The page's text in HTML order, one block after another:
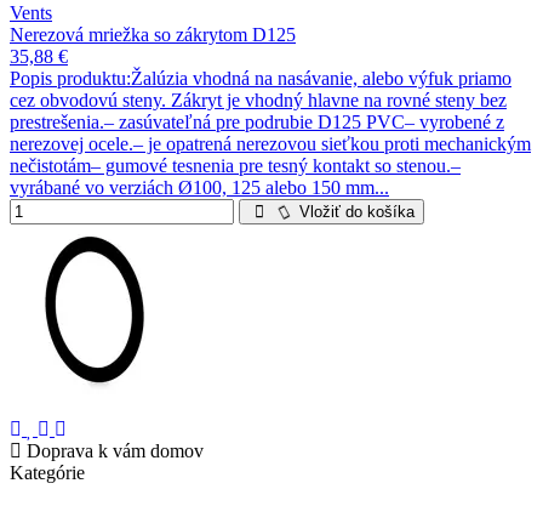
Vents
Nerezová mriežka so zákrytom D125
35,88 €
Popis produktu:Žalúzia vhodná na nasávanie, alebo výfuk priamo
cez obvodovú steny. Zákryt je vhodný hlavne na rovné steny bez
prestrešenia.– zasúvateľná pre podrubie D125 PVC– vyrobené z
nerezovej ocele.– je opatrená nerezovou sieťkou proti mechanickým
nečistotám– gumové tesnenia pre tesný kontakt so stenou.–
vyrábané vo verziách Ø100, 125 alebo 150 mm...
Vložiť do košíka
Doprava k vám domov
Kategórie